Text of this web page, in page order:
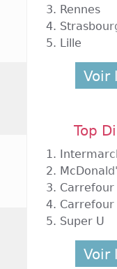
Croix
C
Carrefour
3. Rennes
4.
5. Lille
Voir
Top
1.
2.
3. Carrefour
4. Carrefour
5. Super U
Voir